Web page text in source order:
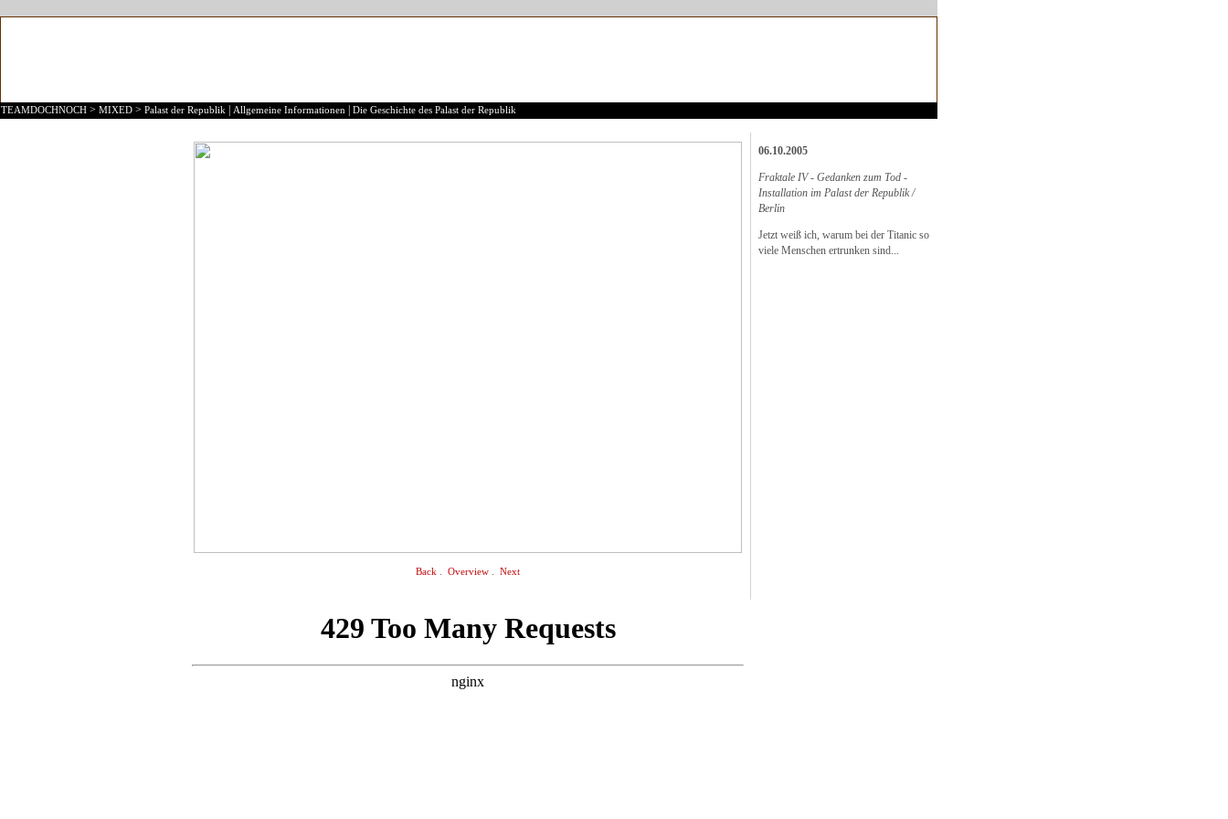
TEAMDOCHNOCH > MIXED > Palast der Republik Allgemeine Informationen Die Geschichte des Palast der Republik
06.10.2005
Fraktale IV - Gedanken zum Tod -
Installation im Palast der Republik /
Berlin
Jetzt weiß ich, warum bei der Titanic so
viele Menschen ertrunken sind...
Back. Overview. Next